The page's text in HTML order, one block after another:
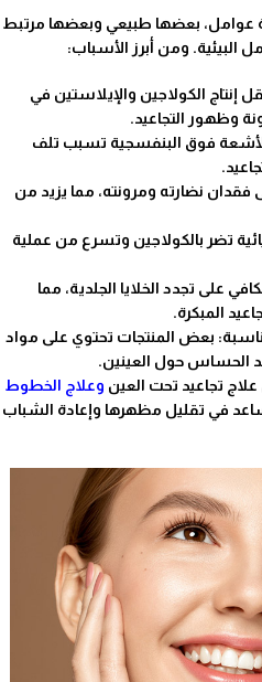
عوامل، بعضها طبيعي وبعضها مرتبط
البيئية. ومن أبرز الأسباب:
إنتاج الكولاجين والإيلاستين في
وظهور التجاعيد.
فوق البنفسجية تسبب تلف
نضارته ومرونته، مما يزيد من
تضر بالكولاجين وتسرع من عملية
على تجدد الخلايا الجلدية، مما
المبكرة.
بعض المنتجات تحتوي على مواد
الحساس حول العينين.
تجاعيد تحت العين وعلاج الخطوط
في تقليل مظهرها وإعادة الشباب